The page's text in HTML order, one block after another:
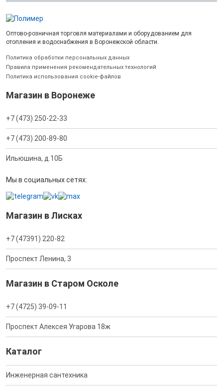
Оптово-розничная торговля материалами и оборудованием для
отопления и водоснабжения в Воронежской области.
Политика обработки персональных данных
Правила применения рекомендательных технологий
Политика использования cookie-файлов
Магазин в Воронеже
+7 (473) 250-22-33
+7 (473) 200-89-80
Ильюшина, д.10Б
Мы в социальных сетях:
Магазин в Лисках
+7 (47391) 220-82
Проспект Ленина, 3
Магазин в Старом Осколе
+7 (4725) 39-09-11
Проспект Алексея Угарова 18ж
Каталог
Инженерная сантехника